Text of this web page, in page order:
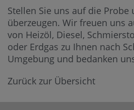
Stellen Sie uns auf die Probe
überzeugen. Wir freuen uns
von Heizöl, Diesel,
oder Erdgas zu Ihnen nach
Umgebung und bedanken
Zurück zur Übersicht